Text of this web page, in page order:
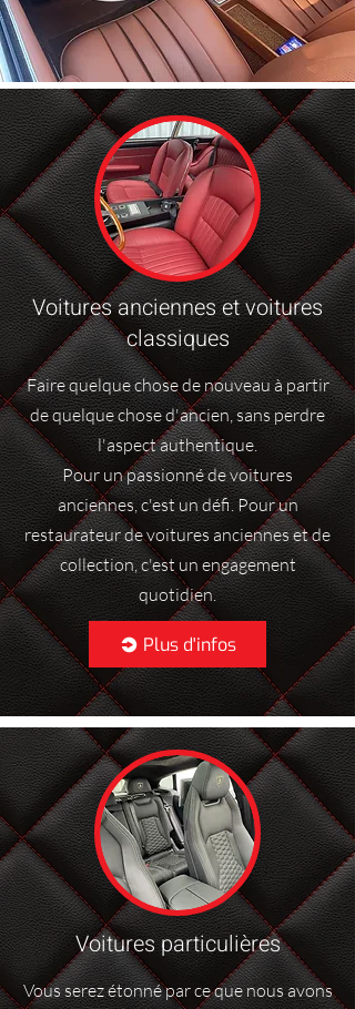
Voitures anciennes et voitures
classiques
Faire quelque chose de nouveau à partir
de quelque chose d'ancien, sans perdre
l'aspect authentique.
Pour un passionné de voitures
anciennes, c'est un défi. Pour un
restaurateur de voitures anciennes et de
collection, c'est un engagement
quotidien.
Plus d'infos
Voitures particulières
Vous serez étonné par ce que nous avons